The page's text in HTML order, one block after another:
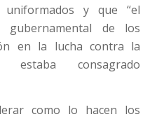
y que “el
gubernamental de los
en la lucha contra la
estaba consagrado
como lo hacen los